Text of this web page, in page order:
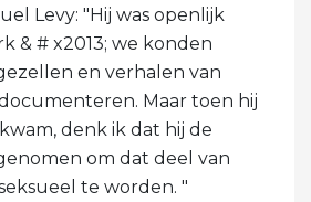
Levy: "Hij was openlijk
& # x2013; we konden
en verhalen van
Maar toen hij
denk ik dat hij de
om dat deel van
te worden. "